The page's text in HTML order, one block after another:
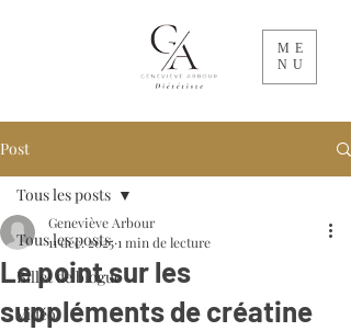
ME
NU
Post
Tous les posts
Billet de blogue
Vidéo
Tous les posts
Le point sur les
suppléments de créatine
Geneviève Arbour
11 déc. 20251 min de lecture